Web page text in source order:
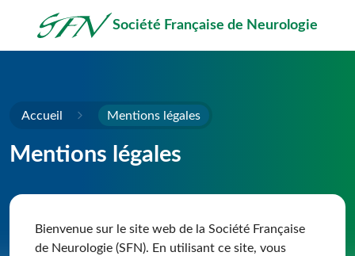
Société Française de Neurologie
Accueil Mentions légales
Mentions légales
Bienvenue sur le site web de la Société Française
de Neurologie (SFN). En utilisant ce site, vous